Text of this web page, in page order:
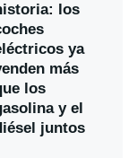
los
ya
más
los
y el
juntos